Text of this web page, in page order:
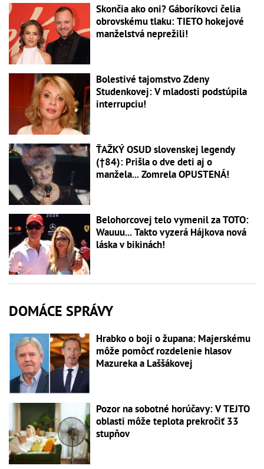
Skončia ako oni? Gáboríkovci čelia
obrovskému tlaku: TIETO hokejové
manželstvá neprežili!
Bolestivé tajomstvo Zdeny
Studenkovej: V mladosti podstúpila
interrupciu!
ŤAŽKÝ OSUD slovenskej legendy
(†84): Prišla o dve deti aj o
manžela... Zomrela OPUSTENÁ!
Belohorcovej telo vymenil za TOTO:
Wauuu... Takto vyzerá Hájkova nová
láska v bikinách!
DOMÁCE SPRÁVY
Hrabko o boji o župana: Majerskému
môže pomôcť rozdelenie hlasov
Mazureka a Laššákovej
Pozor na sobotné horúčavy: V TEJTO
oblasti môže teplota prekročiť 33
stupňov